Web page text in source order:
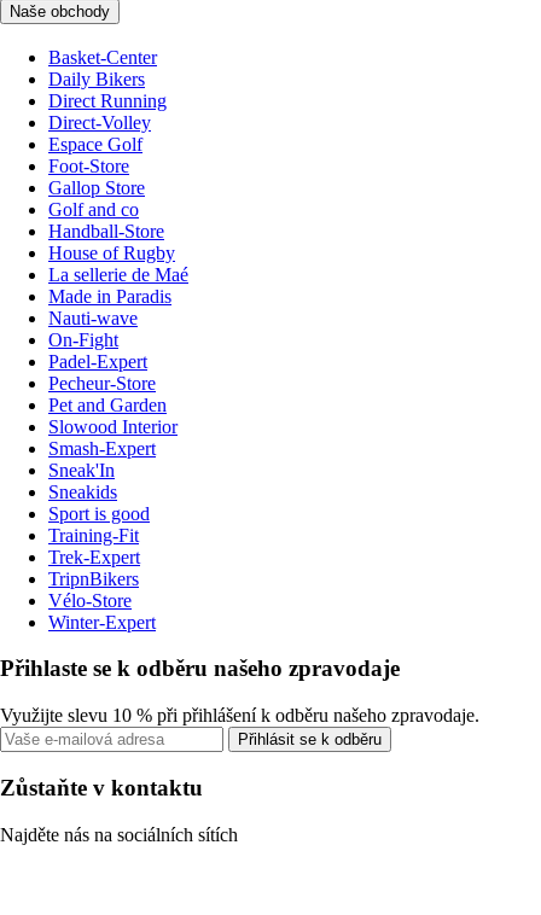
Naše obchody
Basket-Center
Daily Bikers
Direct Running
Direct-Volley
Espace Golf
Foot-Store
Gallop Store
Golf and co
Handball-Store
House of Rugby
La sellerie de Maé
Made in Paradis
Nauti-wave
On-Fight
Padel-Expert
Pecheur-Store
Pet and Garden
Slowood Interior
Smash-Expert
Sneak'In
Sneakids
Sport is good
Training-Fit
Trek-Expert
TripnBikers
Vélo-Store
Winter-Expert
Přihlaste se k odběru našeho zpravodaje
Využijte slevu 10 % při přihlášení k odběru našeho zpravodaje.
Přihlásit se k odběru
Zůstaňte v kontaktu
Najděte nás na sociálních sítích